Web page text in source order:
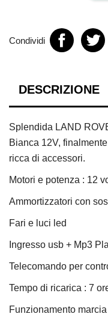
Condividi
DESCRIZIONE
Splendida LAND
Bianca 12V,
ricca di accessori.
Motori e potenza : 12
Ammortizzatori con
Fari e luci led
Ingresso usb + Mp3
Telecomando per
Tempo di ricarica : 7
Funzionamento